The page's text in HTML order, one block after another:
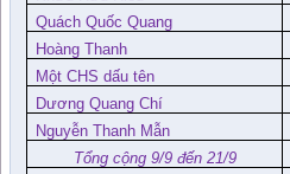
Quách Quốc Quang
Hoàng Thanh
Một CHS dấu tên
Dương Quang Chí
Nguyễn Thanh Mẫn
Tổng cộng 9/9 đến 21/9